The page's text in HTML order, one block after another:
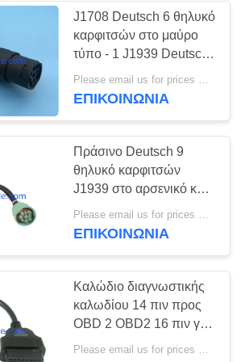
J1708 Deutsch 6 θηλυκό
καρφιτσών στο μαύρο
τύπο - 1 J1939 Deutsch
9 αρσενικό καλώδιο
καρφιτσών
ΕΠΙΚΟΙΝΩΝΊΑ
Πράσινο Deutsch 9
θηλυκό καρφιτσών
J1939 στο αρσενικό και
περασμένο κλωστή
J1939 αρσενικό Υ
Please email us for prices MOQ:100 τεμ
ΕΠΙΚΟΙΝΩΝΊΑ
Καλώδιο διαγνωστικής
καλωδίου 14 πιν προς
OBD 2 OBD2 16 πιν για
Caterpillar
Please email us for prices MOQ:100 τεμάχια